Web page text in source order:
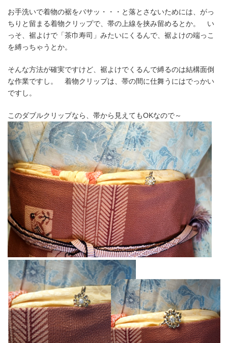
お手洗いで着物の裾をバサッ・・・と落とさないためには、がっ
ちりと留まる着物クリップで、帯の上線を挟み留めるとか。 い
っそ、裾よけで「茶巾寿司」みたいにくるんで、裾よけの端っこ
を縛っちゃうとか。
そんな方法が確実ですけど、裾よけでくるんで縛るのは結構面倒
な作業ですし。 着物クリップは、帯の間に仕舞うにはでっかい
ですし。
このダブルクリップなら、帯から見えてもOKなので～